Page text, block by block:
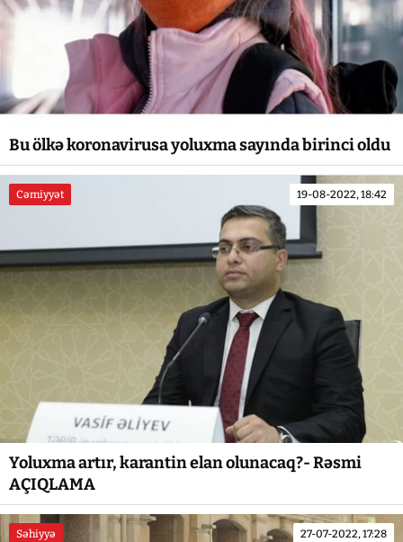
Bu ölkə koronavirusa yoluxma sayında birinci oldu
Cəmiyyət 19-08-2022, 18:42
Yoluxma artır, karantin elan olunacaq?- Rəsmi
AÇIQLAMA
Səhiyyə 27-07-2022, 17:28